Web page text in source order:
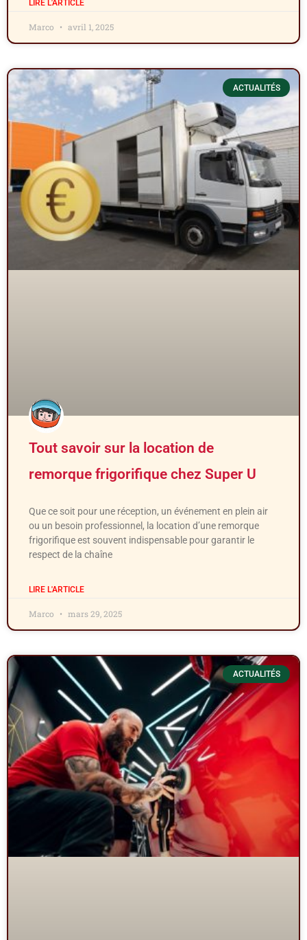
LIRE L'ARTICLE
Marco avril 1, 2025
ACTUALITÉS
Tout savoir sur la location de
remorque frigorifique chez Super U
Que ce soit pour une réception, un événement en plein air
ou un besoin professionnel, la location d’une remorque
frigorifique est souvent indispensable pour garantir le
respect de la chaîne
LIRE L'ARTICLE
Marco mars 29, 2025
ACTUALITÉS